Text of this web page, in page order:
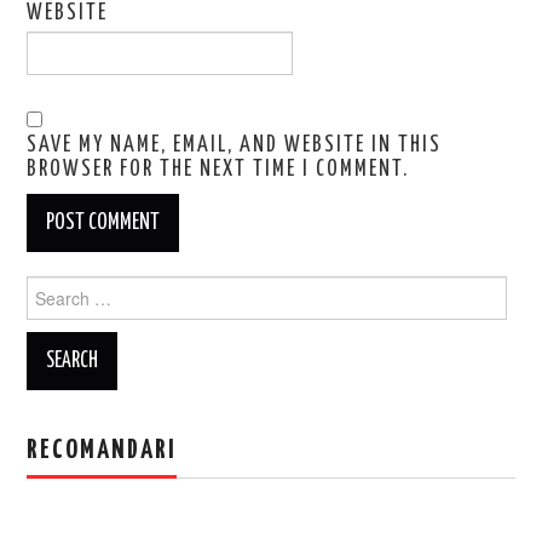
WEBSITE
SAVE MY NAME, EMAIL, AND WEBSITE IN THIS
BROWSER FOR THE NEXT TIME I COMMENT.
for:
RECOMANDARI